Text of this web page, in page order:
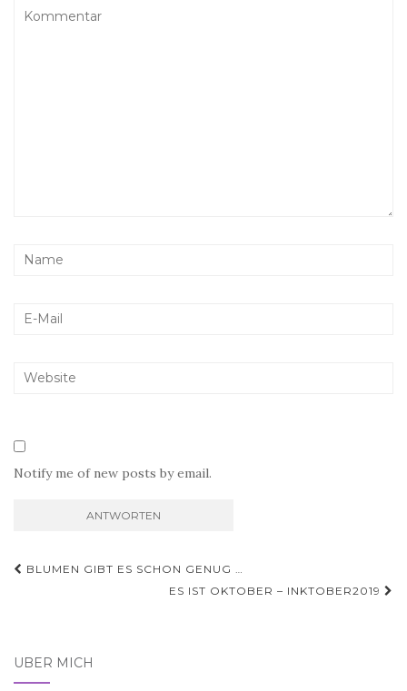
Notify me of new posts by email.
Beitragsnavigation
BLUMEN GIBT ES SCHON GENUG …
ES IST OKTOBER – INKTOBER2019
ÜBER MICH